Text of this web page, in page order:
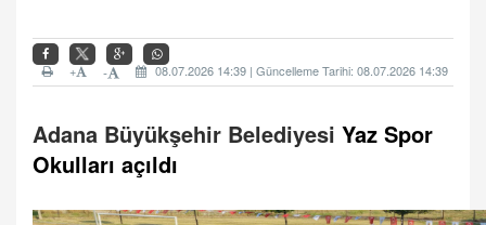
08.07.2026 14:39 | Güncelleme Tarihi: 08.07.2026 14:39
-
+
Adana Büyükşehir Belediyesi Yaz Spor
Okulları açıldı